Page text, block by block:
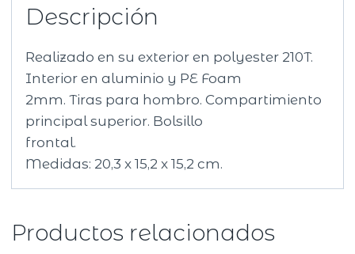
Descripción
Realizado en su exterior en polyester 210T.
Interior en aluminio y PE Foam
2mm. Tiras para hombro. Compartimiento
principal superior. Bolsillo
frontal.
Medidas: 20,3 x 15,2 x 15,2 cm.
Productos relacionados